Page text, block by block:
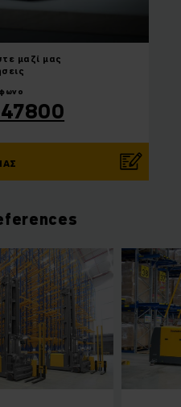
μαζί μας